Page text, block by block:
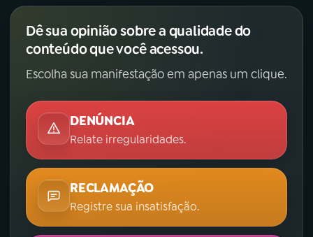
Dê sua opinião sobre a qualidade do
conteúdo que você acessou.
Escolha sua manifestação em apenas um clique.
DENÚNCIA
Relate irregularidades.
RECLAMAÇÃO
Registre sua insatisfação.